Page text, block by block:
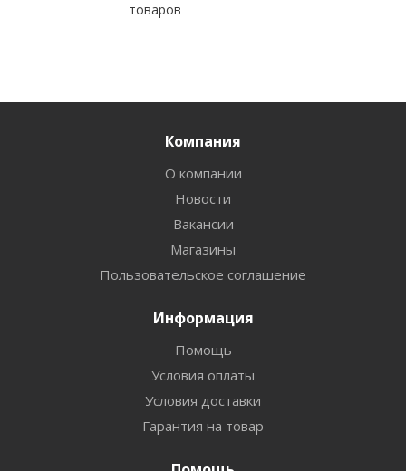
товаров
Компания
О компании
Новости
Вакансии
Магазины
Пользовательское соглашение
Информация
Помощь
Условия оплаты
Условия доставки
Гарантия на товар